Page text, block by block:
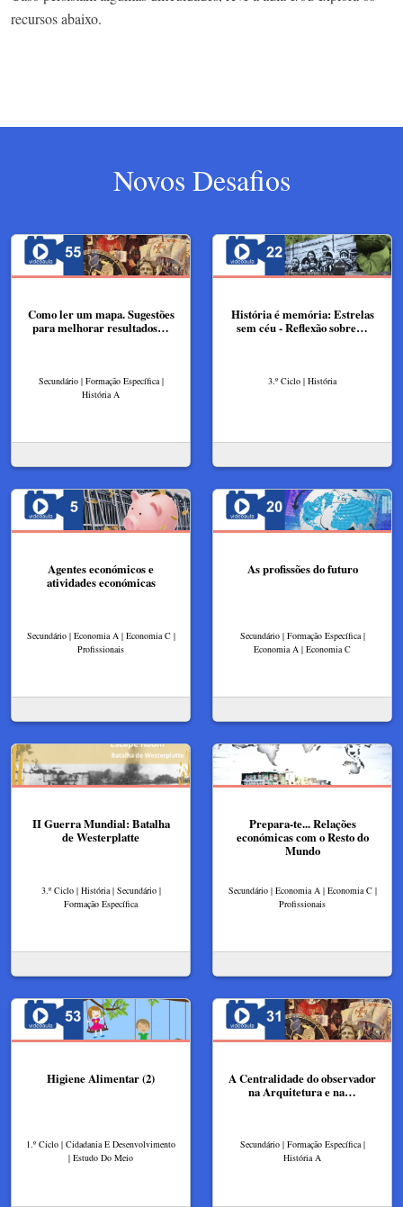
recursos abaixo.
Novos Desafios
Como ler um mapa. Sugestões
para melhorar resultados…
Secundário | Formação Específica |
História A
História é memória: Estrelas
sem céu - Reflexão sobre…
3.º Ciclo | História
Agentes económicos e
atividades económicas
Secundário | Economia A | Economia C |
Profissionais
As profissões do futuro
Secundário | Formação Específica |
Economia A | Economia C
II Guerra Mundial: Batalha
de Westerplatte
3.º Ciclo | História | Secundário |
Formação Específica
Prepara-te... Relações
económicas com o Resto do
Mundo
Secundário | Economia A | Economia C |
Profissionais
Higiene Alimentar (2)
1.º Ciclo | Cidadania E Desenvolvimento
| Estudo Do Meio
A Centralidade do observador
na Arquitetura e na…
Secundário | Formação Específica |
História A